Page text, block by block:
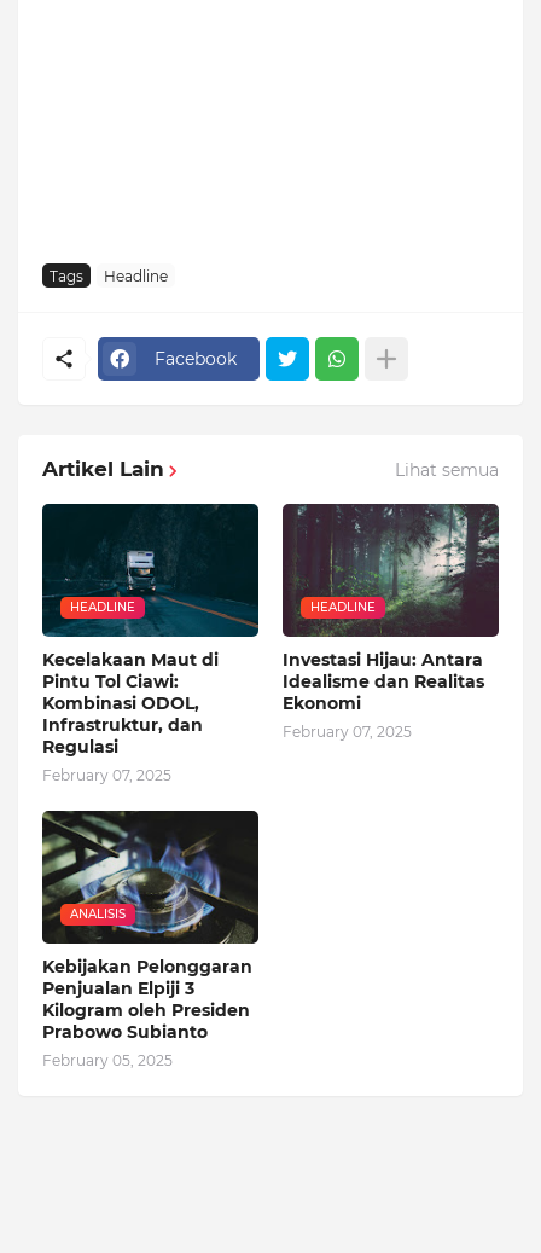
Tags Headline
Facebook
Artikel Lain Lihat semua
HEADLINE
Kecelakaan Maut di
Pintu Tol Ciawi:
Kombinasi ODOL,
Infrastruktur, dan
Regulasi
February 07, 2025
HEADLINE
Investasi Hijau: Antara
Idealisme dan Realitas
Ekonomi
February 07, 2025
ANALISIS
Kebijakan Pelonggaran
Penjualan Elpiji 3
Kilogram oleh Presiden
Prabowo Subianto
February 05, 2025